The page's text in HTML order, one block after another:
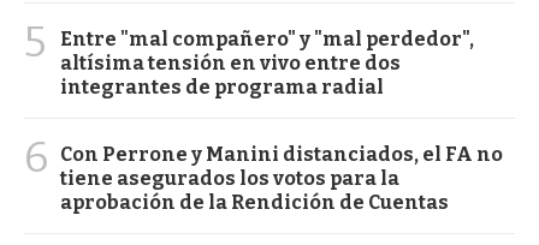
5
Entre "mal compañero" y "mal perdedor",
altísima tensión en vivo entre dos
integrantes de programa radial
6
Con Perrone y Manini distanciados, el FA no
tiene asegurados los votos para la
aprobación de la Rendición de Cuentas